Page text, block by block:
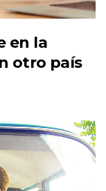
en la
otro país